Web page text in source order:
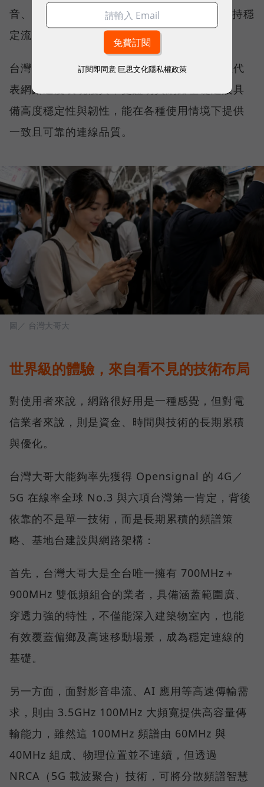
音、傳送 LINE 訊息、分享社群動態，確保維持穩
定流暢，不因環境改變而明顯降速。
台灣大哥大能同時拿下這兩項全台第一，不僅代
表網路速度表現優異，更證明其網路基礎建設具
備高度穩定性與韌性，能在各種使用情境下提供
一致且可靠的連線品質。
圖／ 台灣大哥大
世界級的體驗，來自看不見的技術布局
對使用者來說，網路很好用是一種感覺，但對電
信業者來說，則是資金、時間與技術的長期累積
與優化。
台灣大哥大能夠率先獲得 Opensignal 的 4G／
5G 在線率全球 No.3 與六項台灣第一肯定，背後
依靠的不是單一技術，而是長期累積的頻譜策
略、基地台建設與網路架構：
首先，台灣大哥大是全台唯一擁有 700MHz＋
900MHz 雙低頻組合的業者，具備涵蓋範圍廣、
穿透力強的特性，不僅能深入建築物室內，也能
有效覆蓋偏鄉及高速移動場景，成為穩定連線的
基礎。
另一方面，面對影音串流、AI 應用等高速傳輸需
求，則由 3.5GHz 100MHz 大頻寬提供高容量傳
輸能力，雖然這 100MHz 頻譜由 60MHz 與
40MHz 組成、物理位置並不連續，但透過
NRCA（5G 載波聚合）技術，可將分散頻譜智慧
訂閱即同意 巨思文化隱私權政策